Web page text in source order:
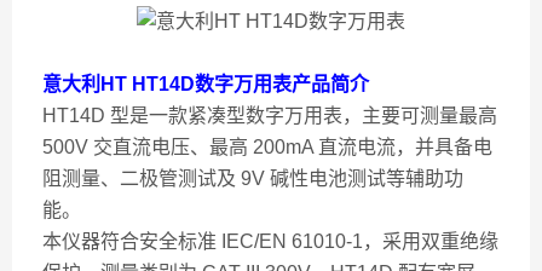
意大利HT HT14D数字万用表产品简介
HT14D 型是一款紧凑型数字万用表，主要可测量最高
500V 交直流电压、最高 200mA 直流电流，并具备电
阻测量、二极管测试及 9V 碱性电池测试等辅助功
能。
本仪器符合安全标准 IEC/EN 61010-1，采用双重绝缘